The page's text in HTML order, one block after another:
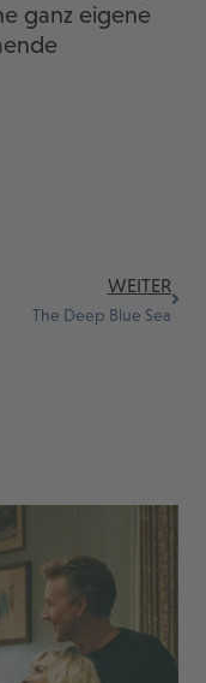
ganz eigene
WEITER
The Deep Blue Sea